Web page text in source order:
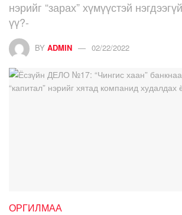
нэрийг “зарах” хүмүүстэй
үү?-
BY ADMIN 02/22/2022
ОРГИЛМАА